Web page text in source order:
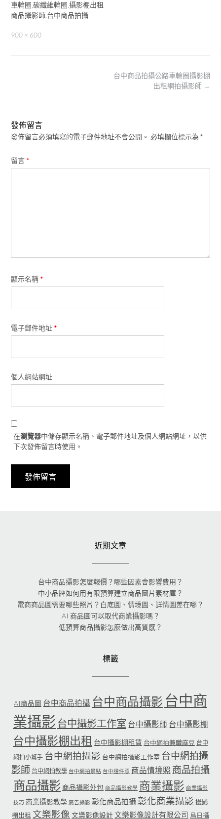
車輪圈,碳纖維輪圈,攝影棚出租
商品攝影師,台中商品拍攝
Full
900 × 600
台中商品拍攝公路車輪圈攝影棚
出租網拍攝影師 →
發佈留言
發佈留言必須填寫的電子郵件地址不會公開。 必填欄位標示為 *
留言 *
顯示名稱 *
電子郵件地址 *
個人網站網址
在瀏覽器中儲存顯示名稱、電子郵件地址及個人網站網址，以供
下次發佈留言時使用。
近期文章
台中商品攝影怎麼報價？哪些因素會影響費用？
中小品牌如何用有限預算建立商品圖片素材庫？
電商商品圖需要哪些照片？白底圖、情境圖、詳情圖差在哪？
AI 商品圖可以取代商業攝影嗎？
低預算商品攝影怎麼做出高質感？
標籤
AI商品圖 台中商品拍攝 台中商品攝影 台中商
業攝影 台中攝影工作室 台中攝影師 台中攝影棚
台中攝影棚出租 台中攝影棚租賃 台中網拍兼職麻豆 台中
網拍小幫手 台中網拍攝影 台中網拍攝影工作室 台中網拍攝
影師 台中網拍教學 台中網拍景點 台中證件照 商品情境照 商品拍攝
商品攝影商品攝影外包 商品攝影教學 商業攝影 商業攝影
技巧 商業攝影教學 廣告攝影 彰化商品拍攝 彰化商業攝影 攝影
棚出租 文樂影像 文樂影像設計文樂影像設計有限公司 烏日攝